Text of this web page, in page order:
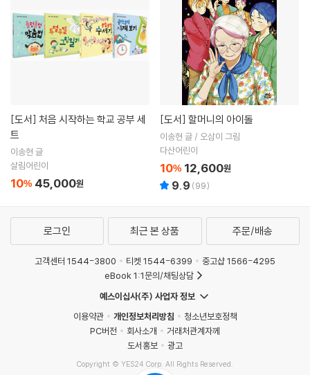
[도서]
트
이송현 글
살림어린이
10% 45,000원
[도서] 할머니의 아이돌
이송현 글 / 오삼이 그림
다산어린이
10% 12,600원
9.9 (99)
로그인 최근 본 상품 주문/배송
고객센터 1544-3800 티켓 1544-6399
중고샵 1566-4295
eBook 1:1문의/채팅상담
예스이십사(주) 사업자 정보
이용약관
개인정보처리방침
청소년보호정책
PC버전
회사소개
거래처관계자께
도서홍보
광고
Copyright © YES24 Corp. All Rights Reserved.